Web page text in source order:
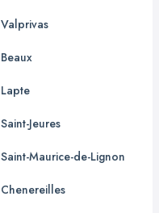
Valprivas
Beaux
Lapte
Saint-Jeures
Saint-Maurice-de-Lignon
Chenereilles